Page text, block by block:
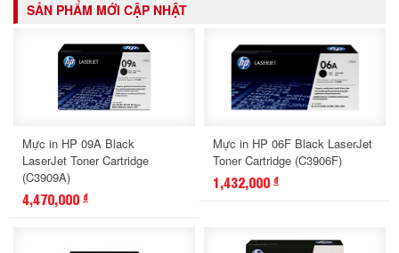
SẢN PHẨM MỚI CẬP NHẬT
Mực in HP 09A Black
LaserJet Toner Cartridge
(C3909A)
4,470,000 đ
Mực in HP 06F Black LaserJet
Toner Cartridge (C3906F)
1,432,000 đ